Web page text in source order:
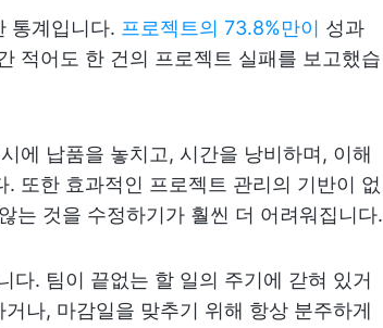
통계입니다. 프로젝트의 73.8%만이 성과
적어도 한 건의 프로젝트 실패를 보고했습
에 납품을 놓치고, 시간을 낭비하며, 이해
또한 효과적인 프로젝트 관리의 기반이 없
는 것을 수정하기가 훨씬 더 어려워집니다.
다. 팀이 끝없는 할 일의 주기에 갇혀 있거
나, 마감일을 맞추기 위해 항상 분주하게